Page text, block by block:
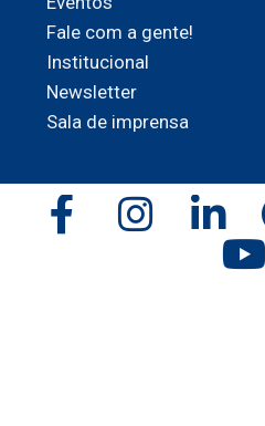
Fale com a gente!
Institucional
Newsletter
Sala de imprensa